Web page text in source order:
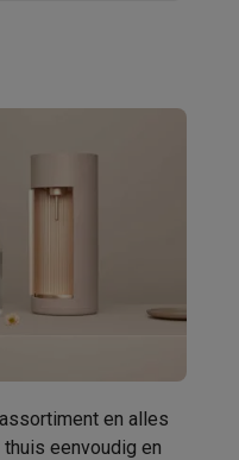
en alles
eenvoudig en